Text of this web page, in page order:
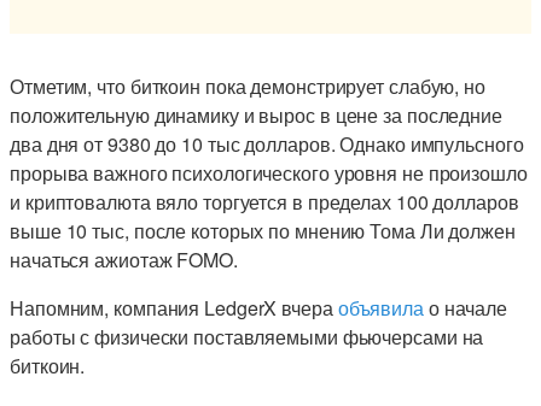
Отметим, что биткоин пока демонстрирует слабую, но
положительную динамику и вырос в цене за последние
два дня от 9380 до 10 тыс долларов. Однако импульсного
прорыва важного психологического уровня не произошло
и криптовалюта вяло торгуется в пределах 100 долларов
выше 10 тыс, после которых по мнению Тома Ли должен
начаться ажиотаж FOMO.
Напомним, компания LedgerX вчераобъявилао начале
работы с физически поставляемыми фьючерсами на
биткоин.